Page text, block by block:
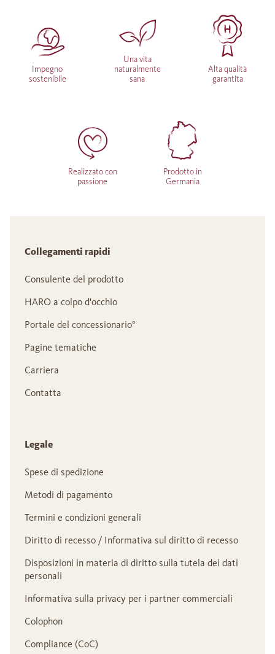
Impegno
sostenibile
Una vita
naturalmente
sana
Alta qualità
garantita
Realizzato con
passione
Prodotto in
Germania
Collegamenti rapidi
Consulente del prodotto
HARO a colpo d'occhio
Portale del concessionario°
Pagine tematiche
Carriera
Contatta
Legale
Spese di spedizione
Metodi di pagamento
Termini e condizioni generali
Diritto di recesso / Informativa sul diritto di recesso
Disposizioni in materia di diritto sulla tutela dei dati
personali
Informativa sulla privacy per i partner commerciali
Colophon
Compliance (CoC)